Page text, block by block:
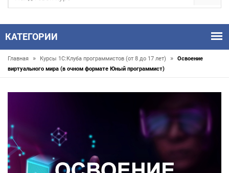
КАТЕГОРИИ
Главная » Курсы 1С:Клуба программистов (от 8 до 17 лет) »
Освоение
виртуального мира (в очном формате Юный программист)